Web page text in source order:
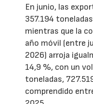
En junio, las
357.194
mientras que la
año móvil (entre
2026) arroja
14,9 %, con un
toneladas,
comprendido